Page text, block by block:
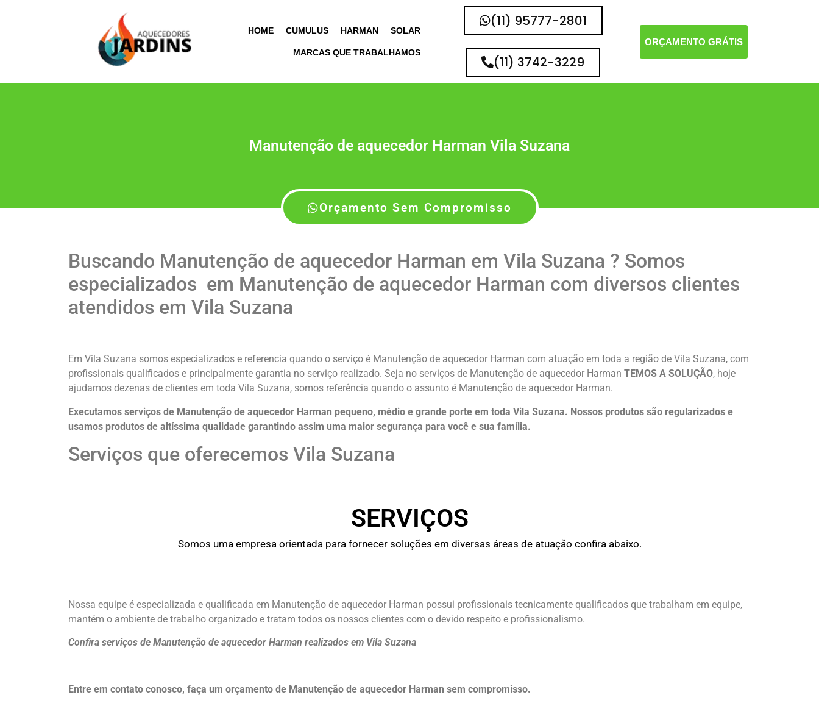
HOME CUMULUS HARMAN SOLAR
MARCAS QUE TRABALHAMOS
(11) 95777-2801
(11) 3742-3229
ORÇAMENTO GRÁTIS
Manutenção de aquecedor Harman Vila Suzana
Orçamento Sem Compromisso
Buscando Manutenção de aquecedor Harman em Vila Suzana ? Somos
especializados em Manutenção de aquecedor Harman com diversos clientes
atendidos em Vila Suzana
Em Vila Suzana somos especializados e referencia quando o serviço é Manutenção de aquecedor Harman com atuação em toda a região de Vila Suzana, com
profissionais qualificados e principalmente garantia no serviço realizado. Seja no serviços de Manutenção de aquecedor Harman TEMOS A SOLUÇÃO, hoje
ajudamos dezenas de clientes em toda Vila Suzana, somos referência quando o assunto é Manutenção de aquecedor Harman.
Executamos serviços de Manutenção de aquecedor Harman pequeno, médio e grande porte em toda Vila Suzana. Nossos produtos são regularizados e
usamos produtos de altíssima qualidade garantindo assim uma maior segurança para você e sua família.
Serviços que oferecemos Vila Suzana
SERVIÇOS
Somos uma empresa orientada para fornecer soluções em diversas áreas de atuação confira abaixo.
Nossa equipe é especializada e qualificada em Manutenção de aquecedor Harman possui profissionais tecnicamente qualificados que trabalham em equipe,
mantém o ambiente de trabalho organizado e tratam todos os nossos clientes com o devido respeito e profissionalismo.
Confira serviços de Manutenção de aquecedor Harman realizados em Vila Suzana
Entre em contato conosco, faça um orçamento de Manutenção de aquecedor Harman sem compromisso.